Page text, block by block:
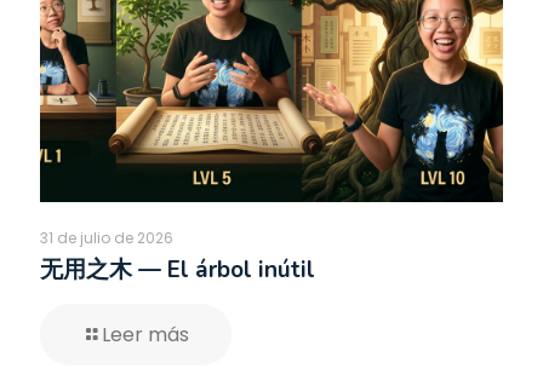
31 de julio de 2026
无用之木 — El árbol inútil
Leer más